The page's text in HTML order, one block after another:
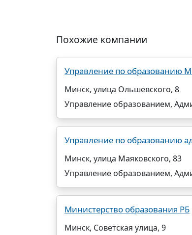
Похожие компании
Управление по образованию
Минск, улица Ольшевского, 8
Управление образованием,
Управление по образованию
Минск, улица Маяковского, 83
Управление образованием,
Министерство образования РБ
Минск, Советская улица, 9